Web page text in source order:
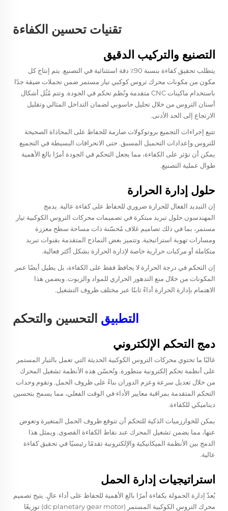
تقنيات تحسين الكفاءة
التصنيع والتركيب الدقيق
يتطلب تحقيق كفاءة بنسبة 90٪ دقة استثنائية في التصنيع. يتم إنتاج كل
مكون من مكونات محرك تروس كوكبي تيار مستمر ضمن تحملات ضيقة جدًا
باستخدام ماكينات CNC متقدمة ونُظم تحكم في الجودة. وتتم مُثُل أشكال
أسنان التروس من خلال تحليل حاسوبي لضمان التداخل المثالي وتقليل
الارتجاع إلى الحد الأدنى.
تتبع إجراءات التجميع بروتوكولات صارمة للحفاظ على المحاذاة الصحيحة
للتروس وإعدادات التحميل المسبق. حتى الانحرافات البسيطة في التجميع
يمكن أن تؤثر على الكفاءة، مما يجعل التحكم في الجودة أمرًا بالغ الأهمية
طوال عملية التصنيع.
حلول إدارة الحرارة
إن التبديد الفعال للحرارة ضروري للحفاظ على كفاءة عالية. يدمج
المهندسون حلول تبريد مبتكرة في تصميمات محركات التروس الكوكبية تيار
مستمر، بما في ذلك تصاميم غلاف مُحسّنة ذات مساحة سطح معززة
ومسارات تهوية استراتيجية. وتتميز بعض النماذج المتقدمة بقنوات تبريد
متكاملة أو مركبات حرارية خاصة لإدارة الحرارة بشكل أكثر فعالية.
إن التحكم في درجة الحرارة لا يحافظ فقط على الكفاءة، بل يطيل أيضًا عمر
المكونات من خلال منع التدهور الحراري للمواد والزيوت. ويضمن هذا
الاهتمام بإدارة الحرارة أداءً ثابتًا عبر مختلف ظروف التشغيل.
التطبيق التحسين والتحكم
دمج التحكم الإلكتروني
غالبًا ما تحتوي محركات التروس الكوكبية الحديثة التي تعمل بالتيار المستمر
على أنظمة تحكم إلكترونية متطورة. وتُحسّن هذه الأنظمة تشغيل المحرك
من خلال تعديل سرعة وعزم الدوران بناءً على ظروف الحمل. وتقوم وحدات
التحكم المتقدمة بمراقبة معايير الأداء في الوقت الفعلي، مما يسمح بتحسين
ديناميكي للكفاءة.
يمكن للخوارزميات الذكية للتحكم أن تتوقع ظروف الحمل المتغيرة وتعوض
عنها، مما يضمن تشغيل المحرك عند نقاط الكفاءة القصوى. ويمثل هذا
الدمج بين الأنظمة الميكانيكية والإلكترونية تقدمًا رئيسيًا في تحقيق كفاءة
عالية.
استراتيجيات إدارة الحمل
يُعدّ إدارة الحمولة بكفاءة أمرًا بالغ الأهمية للحفاظ على أداء عالٍ. يتيح تصميم
محرك التروس الكوكبية المستمر (dc planetary gear motor) توزيعًا